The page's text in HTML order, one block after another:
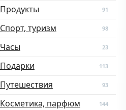
Продукты 91
Спорт, туризм 98
Часы 23
Подарки 113
Путешествия 93
Косметика, парфюм 144